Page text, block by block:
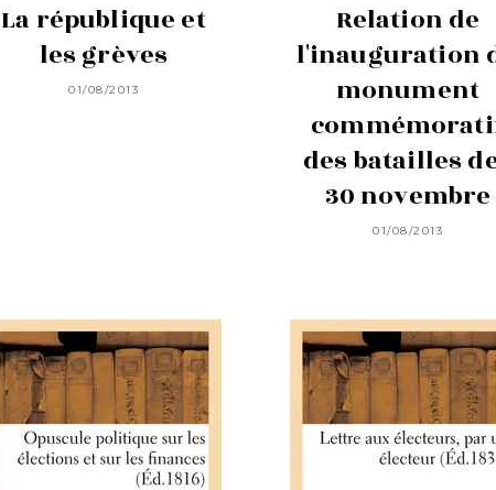
La république et
les grèves
01/08/2013
Relation de
l'inauguration
monument
des batailles
30 novembre
01/08/2013